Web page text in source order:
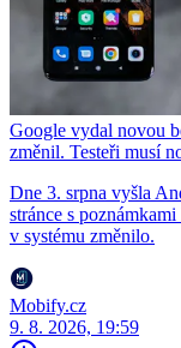
Google vydal novou
změnil. Testeři musí
Dne 3. srpna vyšla
stránce s
v systému změnilo.
Mobify.cz
9. 8. 2026, 19:59